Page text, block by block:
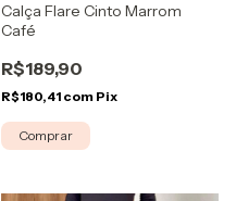
Calça Flare Cinto Marrom
Café
R$189,90
R$180,41 com Pix
Comprar